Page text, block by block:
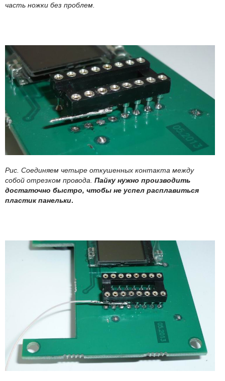
часть ножки без проблем.
Рис. Соединяем четыре откушенных контакта между
собой отрезком провода. Пайку нужно производить
достаточно быстро, чтобы не успел расплавиться
пластик панельки.